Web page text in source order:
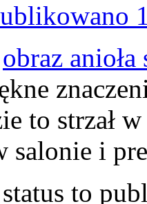
obraz anioła
to strzał
i
to